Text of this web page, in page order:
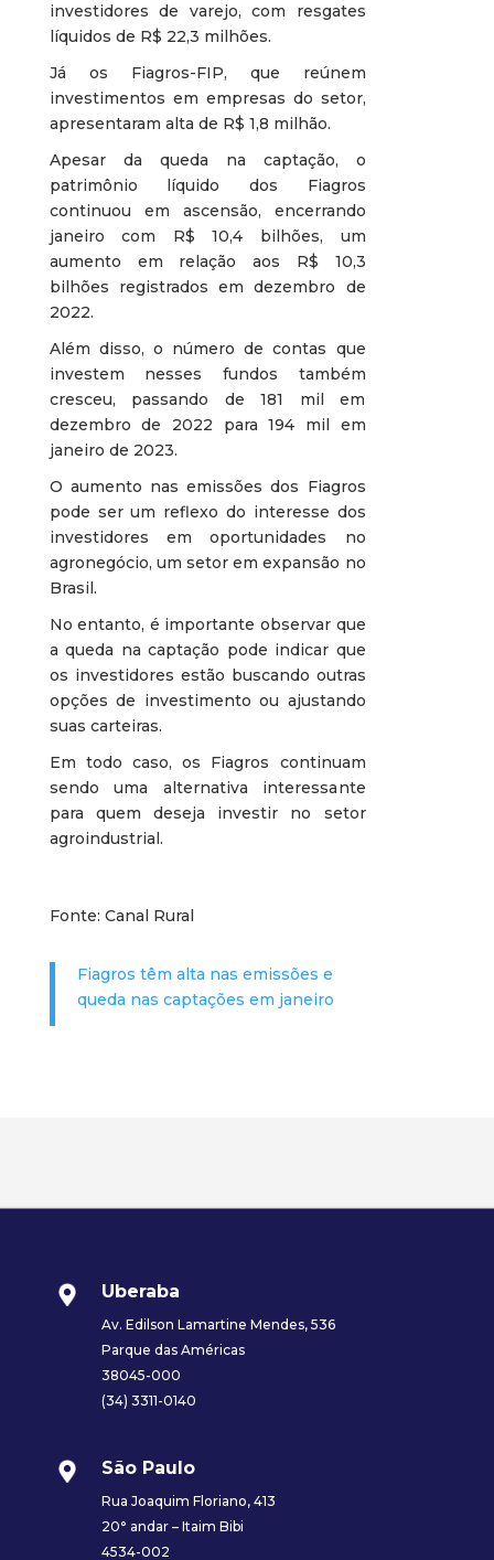
investidores de varejo, com resgates
líquidos de R$ 22,3 milhões.
Já os Fiagros-FIP, que reúnem
investimentos em empresas do setor,
apresentaram alta de R$ 1,8 milhão.
Apesar da queda na captação, o
patrimônio líquido dos Fiagros
continuou em ascensão, encerrando
janeiro com R$ 10,4 bilhões, um
aumento em relação aos R$ 10,3
bilhões registrados em dezembro de
2022.
Além disso, o número de contas que
investem nesses fundos também
cresceu, passando de 181 mil em
dezembro de 2022 para 194 mil em
janeiro de 2023.
O aumento nas emissões dos Fiagros
pode ser um reflexo do interesse dos
investidores em oportunidades no
agronegócio, um setor em expansão no
Brasil.
No entanto, é importante observar que
a queda na captação pode indicar que
os investidores estão buscando outras
opções de investimento ou ajustando
suas carteiras.
Em todo caso, os Fiagros continuam
sendo uma alternativa interessante
para quem deseja investir no setor
agroindustrial.
Fonte: Canal Rural
Fiagros têm alta nas emissões e
queda nas captações em janeiro
Uberaba
Av. Edilson Lamartine Mendes, 536
Parque das Américas
38045-000
(34) 3311-0140
São Paulo
Rua Joaquim Floriano, 413
20° andar – Itaim Bibi
4534-002